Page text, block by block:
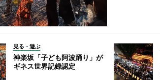
見る・遊ぶ
神楽坂「子ども阿波踊り」が
ギネス世界記録認定